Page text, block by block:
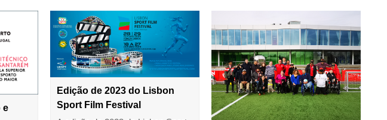
e
Edição de 2023 do Lisbon
Sport Film Festival